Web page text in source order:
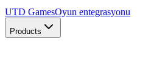
UTD GamesOyun entegrasyonu
Products